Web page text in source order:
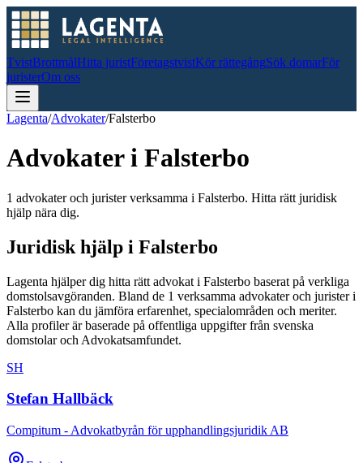
TvistBrottmålHitta juristFöretagstvistKör rättegångSök domarFör
juristerOm oss
Lagenta/Advokater/Falsterbo
Advokater i Falsterbo
1 advokater och jurister verksamma i Falsterbo. Hitta rätt juridisk
hjälp nära dig.
Juridisk hjälp i Falsterbo
Lagenta hjälper dig hitta rätt advokat i Falsterbo baserat på verkliga
domstolsavgöranden. Bland de 1 verksamma advokater och jurister i
Falsterbo kan du jämföra erfarenhet, specialområden och meriter.
Alla profiler är baserade på offentliga uppgifter från svenska
domstolar och Advokatsamfundet.
SH
Stefan Hallbäck
Compitum - Advokatbyrån för upphandlingsjuridik AB